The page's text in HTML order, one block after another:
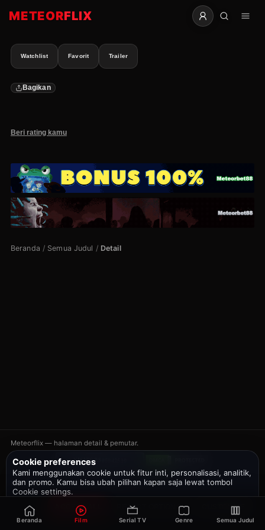
METEORFLIX
Watchlist Favorit Trailer
Bagikan
Beri rating kamu
Beranda / Semua Judul / Detail
Meteorflix — halaman detail & pemutar.
VISITORS
BantuanDMCAPrivacyTelegramTwitter
Cookie preferences
Kami menggunakan cookie untuk fitur inti, personalisasi, analitik,
dan promo. Kamu bisa ubah pilihan kapan saja lewat tombol
Cookie settings.
ACCEPT ALL REJECT OPTIONAL CUSTOMIZE
Beranda Film Serial TV Genre Semua Judul